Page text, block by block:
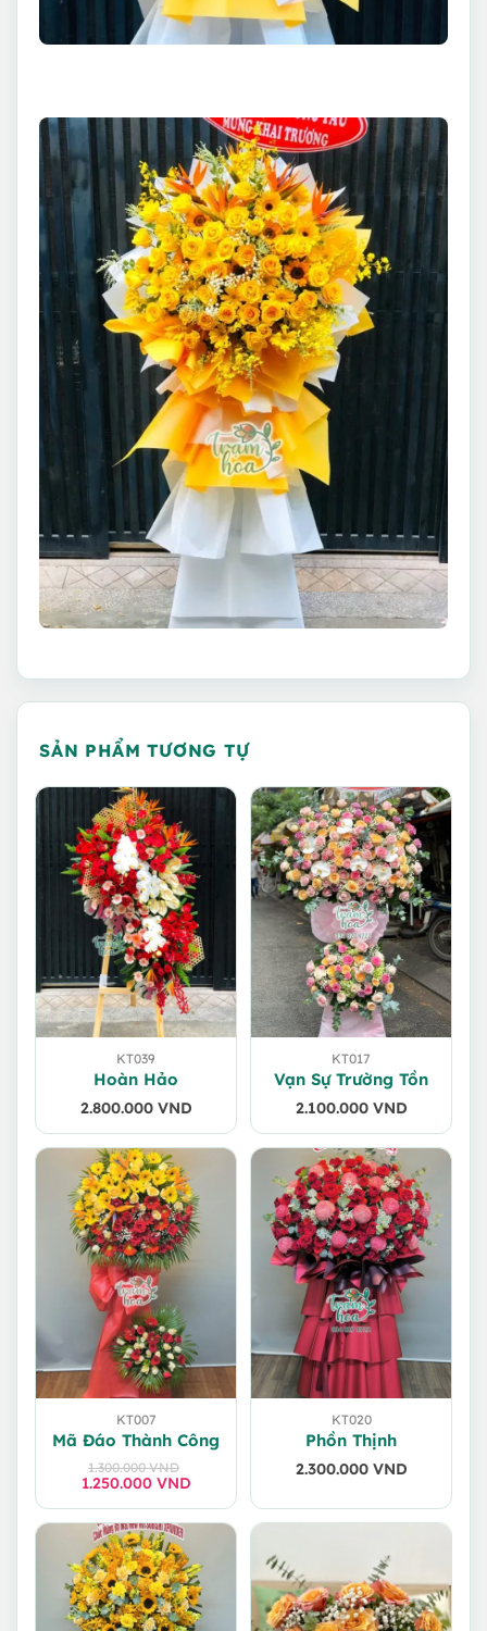
SẢN PHẨM TƯƠNG TỰ
KT039
Hoàn Hảo
2.800.000 VND
KT017
Vạn Sự Trường Tồn
2.100.000 VND
KT007
Mã Đáo Thành Công
1.300.000VND
Giá
1.300.000 VND.
1.250.000 VND
Giá
là:
1.250.000 VND.
KT020
Phồn Thịnh
2.300.000 VND